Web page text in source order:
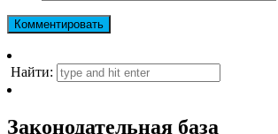
Найти:
Законодательная база